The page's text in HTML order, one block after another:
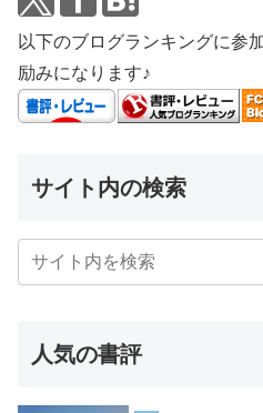
以下のブログランキングに参
励みになります♪
サイト内の検索
人気の書評